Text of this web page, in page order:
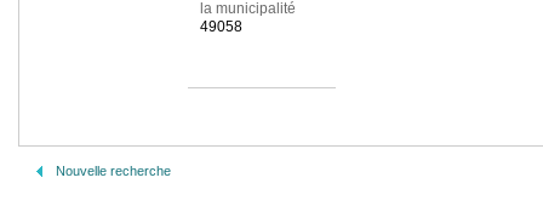
la municipalité
49058
Nouvelle recherche